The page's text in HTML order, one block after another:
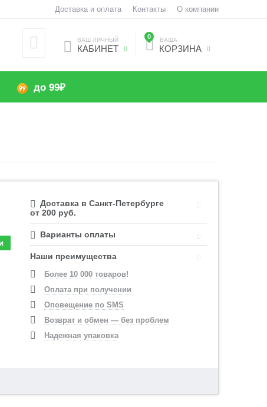
Доставка и оплата Контакты О компании
0 ВАША
КОРЗИНА
ВАШ ЛИЧНЫЙ
КАБИНЕТ
до 99₽
Доставка в Санкт-Петербурге
от 200 руб.
Варианты оплаты
Наши преимущества
Более 10 000 товаров!
Оплата при получении
Оповещение по SMS
Возврат и обмен — без проблем
Надежная упаковка